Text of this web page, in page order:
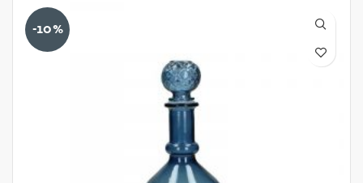
-10%